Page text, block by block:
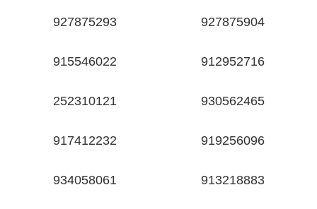
927875293 927875904
915546022 912952716
252310121 930562465
917412232 919256096
934058061 913218883